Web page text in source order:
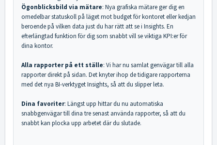
Ögonblicksbild via mätare: Nya grafiska mätare ger dig en
omedelbar statuskoll på läget mot budget för kontoret eller kedjan
beroende på vilken data just du har rätt att se i Insights. En
efterlängtad funktion för dig som snabbt vill se viktiga KPI:er för
dina kontor.
Alla rapporter på ett ställe: Vi har nu samlat genvägar till alla
rapporter direkt på sidan. Det knyter ihop de tidigare rapporterna
med det nya BI-verktyget Insights, så att du slipper leta.
Dina favoriter: Längst upp hittar du nu automatiska
snabbgenvägar till dina tre senast använda rapporter, så att du
snabbt kan plocka upp arbetet där du slutade.